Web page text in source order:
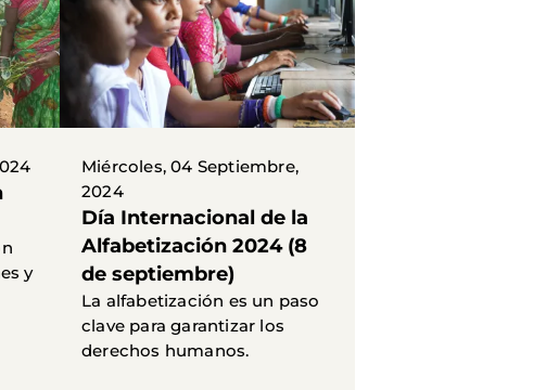
y
Miércoles, 04 Septiembre,
2024
Día Internacional de la
Alfabetización 2024 (8
de septiembre)
La alfabetización es un paso
clave para garantizar los
derechos humanos.